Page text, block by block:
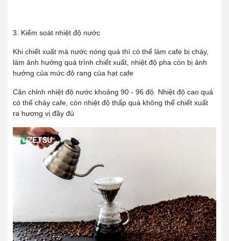
3. Kiểm soát nhiệt độ nước
Khi chiết xuất mà nước nóng quá thì có thể làm cafe bị cháy,
làm ảnh hưởng quá trình chiết xuất, nhiệt độ pha còn bị ảnh
hưởng của mức độ rang của hạt cafe
Căn chỉnh nhiệt độ nước khoảng 90 - 96 độ. Nhiệt độ cao quá
có thể cháy cafe, còn nhiệt độ thấp quá không thể chiết xuất
ra hương vị đầy đủ